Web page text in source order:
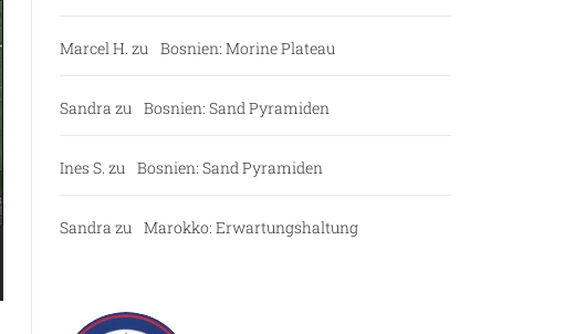
Marcel H. zu Bosnien: Morine Plateau
Sandra zu Bosnien: Sand Pyramiden
Ines S. zu Bosnien: Sand Pyramiden
Sandra zu Marokko: Erwartungshaltung